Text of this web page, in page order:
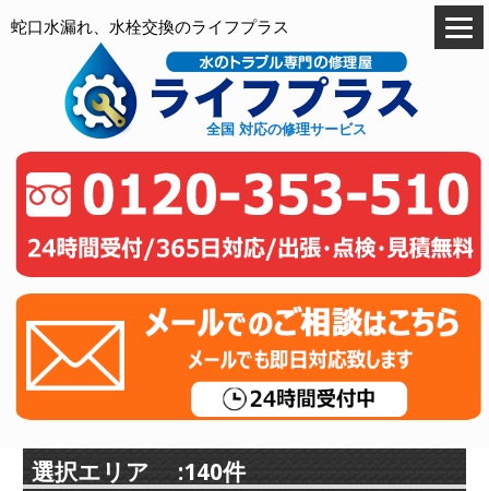
蛇口水漏れ、水栓交換のライフプラス
全国 対応の修理サービス
選択エリア :140件